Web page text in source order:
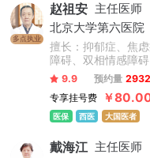
多点执业
赵祖安 主任医师
北京大学第六医院
擅长：抑郁症、焦
障碍、双相情感障
紧张型、单纯型、
神疾病。躁狂症、
神心理、睡眠障碍
神经紊乱、头痛头
9.9 预约量
专享挂号费
￥
医保 西医 大国医者
戴海江 主任医师